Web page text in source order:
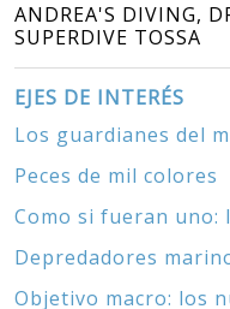
ANDREA'S DIVING,
SUPERDIVE TOSSA
EJES DE INTERÉS
Los guardianes del
Peces de mil colores
Como si fueran uno:
Depredadores
Objetivo macro: los